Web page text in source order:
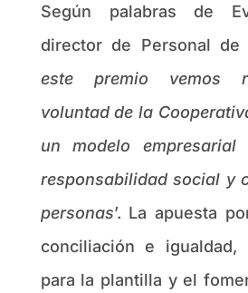
Según palabras de
director de Personal de
este premio vemos
voluntad de la
un modelo
responsabilidad social y
personas’. La apuesta
conciliación e igualdad,
para la plantilla y el